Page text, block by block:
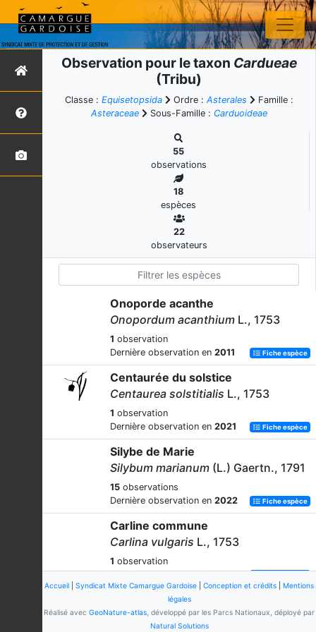
Observation pour le taxon Cardueae
(Tribu)
Classe : Equisetopsida Ordre : Asterales
Famille :
Asteraceae
Sous-Famille : Carduoideae
55
observations
18
espèces
22
observateurs
Onoporde acanthe
Onopordum acanthium L., 1753
1 observation
Dernière observation en 2011 Fiche espèce
Centaurée du solstice
Centaurea solstitialis L., 1753
1 observation
Dernière observation en 2021 Fiche espèce
Silybe de Marie
Silybum marianum (L.) Gaertn., 1791
15 observations
Dernière observation en 2022 Fiche espèce
Carline commune
Carlina vulgaris L., 1753
1 observation
Dernière observation en2022
Cirse tubéreux
Cirsium tuberosum (L.) All., 1785
Accueil Syndicat Mixte Camargue Gardoise Conception et crédits
Mentions
légales
Réalisé avec GeoNature-atlas , développé par les Parcs Nationaux, déployé par
Natural Solutions